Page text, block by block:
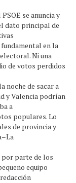
se anuncia y
dato principal de
en la
Ni una
de votos perdidos
noche de sacar a
y Valencia podrían
a
populares. Lo
de provincia y
por parte de los
equipo